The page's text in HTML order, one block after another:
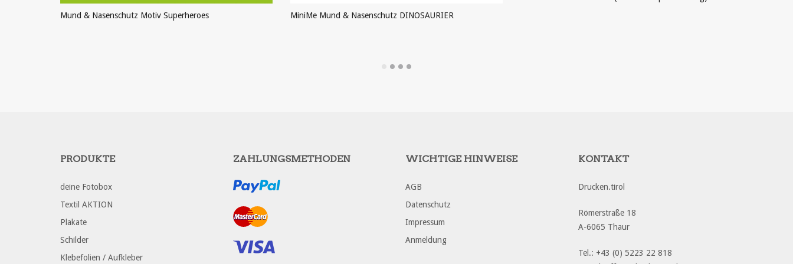
Mund & Nasenschutz Motiv Superheroes MiniMe Mund & Nasenschutz DINOSAURIER
PRODUKTE
deine Fotobox
Textil AKTION
Plakate
Schilder
Klebefolien / Aufkleber
ZAHLUNGSMETHODEN WICHTIGE HINWEISE
AGB
Datenschutz
Impressum
Anmeldung
KONTAKT
Drucken.tirol
Römerstraße 18
A-6065 Thaur
Tel.: +43 (0) 5223 22 818